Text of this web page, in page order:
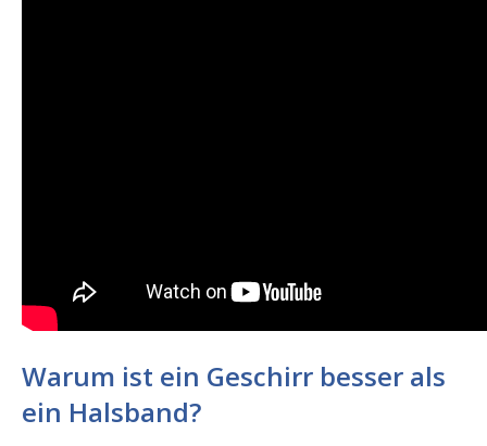
Warum ist ein Geschirr besser als
ein Halsband?